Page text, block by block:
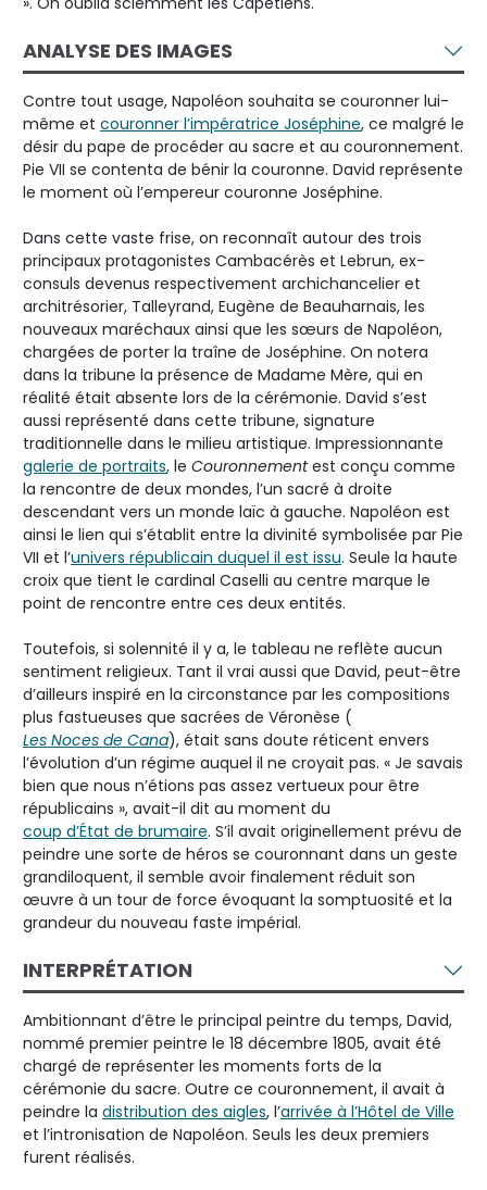
ANALYSE DES IMAGES
Contre tout usage, Napoléon souhaita se couronner lui-
même et couronner l’impératrice Joséphine, ce malgré le
désir du pape de procéder au sacre et au couronnement.
Pie VII se contenta de bénir la couronne. David représente
le moment où l’empereur couronne Joséphine.
Dans cette vaste frise, on reconnaît autour des trois
principaux protagonistes Cambacérès et Lebrun, ex-
consuls devenus respectivement archichancelier et
architrésorier, Talleyrand, Eugène de Beauharnais, les
nouveaux maréchaux ainsi que les sœurs de Napoléon,
chargées de porter la traîne de Joséphine. On notera
dans la tribune la présence de Madame Mère, qui en
réalité était absente lors de la cérémonie. David s’est
aussi représenté dans cette tribune, signature
traditionnelle dans le milieu artistique. Impressionnante
galerie de portraits, le Couronnementest conçu comme
la rencontre de deux mondes, l’un sacré à droite
descendant vers un monde laïc à gauche. Napoléon est
ainsi le lien qui s’établit entre la divinité symbolisée par Pie
VII et l’univers républicain duquel il est issu. Seule la haute
croix que tient le cardinal Caselli au centre marque le
point de rencontre entre ces deux entités.
Toutefois, si solennité il y a, le tableau ne reflète aucun
sentiment religieux. Tant il vrai aussi que David, peut-être
d’ailleurs inspiré en la circonstance par les compositions
plus fastueuses que sacrées de Véronèse (
Les Noces de Cana), était sans doute réticent envers
l’évolution d’un régime auquel il ne croyait pas. « Je savais
bien que nous n’étions pas assez vertueux pour être
républicains », avait-il dit au moment du
coup d’État de brumaire. S’il avait originellement prévu de
peindre une sorte de héros se couronnant dans un geste
grandiloquent, il semble avoir finalement réduit son
œuvre à un tour de force évoquant la somptuosité et la
grandeur du nouveau faste impérial.
INTERPRÉTATION
Ambitionnant d’être le principal peintre du temps, David,
nommé premier peintre le 18 décembre 1805, avait été
chargé de représenter les moments forts de la
cérémonie du sacre. Outre ce couronnement, il avait à
peindre la distribution des aigles, l’arrivée à l’Hôtel de Ville
et l’intronisation de Napoléon. Seuls les deux premiers
furent réalisés.